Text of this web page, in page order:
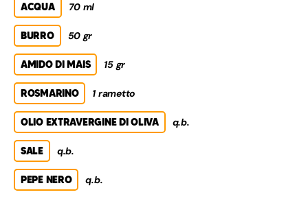
ACQUA 70 ml
BURRO 50 gr
AMIDO DI MAIS 15 gr
ROSMARINO 1 rametto
OLIO EXTRAVERGINE DI OLIVA q.b.
SALE q.b.
PEPE NERO q.b.